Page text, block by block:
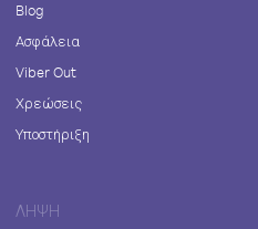
Blog
Ασφάλεια
Viber Out
Χρεώσεις
Υποστήριξη
ΛΉΨΗ